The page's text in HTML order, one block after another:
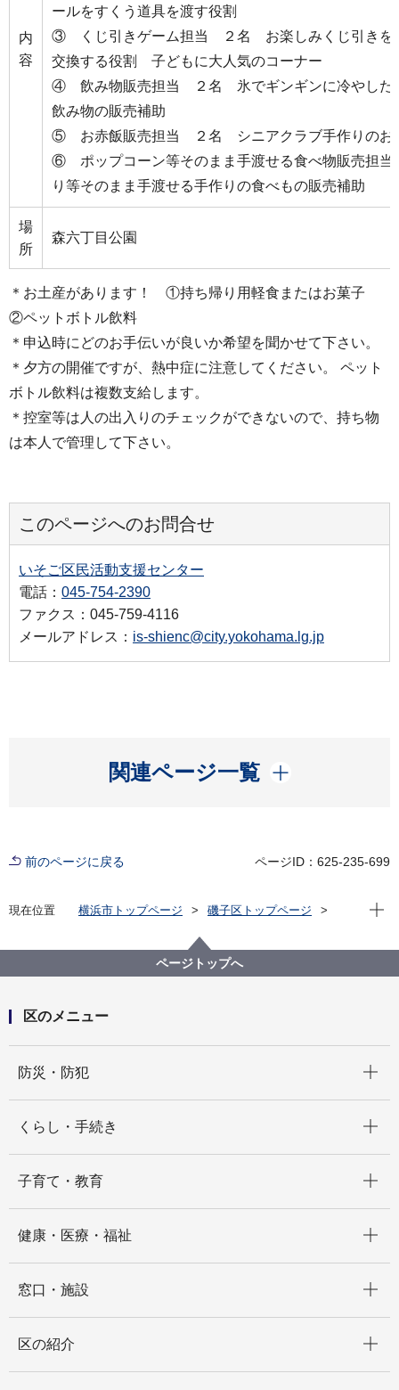
内
容
ールをすくう道具を渡す役割
③ くじ引きゲーム担当 ２名 お楽しみくじ引きを
交換する役割 子どもに大人気のコーナー
④ 飲み物販売担当 ２名 氷でギンギンに冷やした
飲み物の販売補助
⑤ お赤飯販売担当 ２名 シニアクラブ手作りのお
⑥ ポップコーン等そのまま手渡せる食べ物販売担
り等そのまま手渡せる手作りの食べもの販売補
場
所
森六丁目公園
＊お土産があります！ ①持ち帰り用軽食またはお菓子
②ペットボトル飲料
＊申込時にどのお手伝いが良いか希望を聞かせて下さい。
＊夕方の開催ですが、熱中症に注意してください。 ペット
ボトル飲料は複数支給します。
＊控室等は人の出入りのチェックができないので、持ち物
は本人で管理して下さい。
このページへのお問合せ
いそご区民活動支援センター
電話： 045-754-2390
ファクス：045-759-4116
メールアドレス： is-shienc@city.yokohama.lg.jp
関連ページ一覧
開く
前のページに戻る ページID：625-235-699
現在位置 横浜市トップページ
磯子区トップページ
地域活動
現在
ページトップへ
区のメニュー
防災・防犯
くらし・手続き
子育て・教育
健康・医療・福祉
窓口・施設
区の紹介